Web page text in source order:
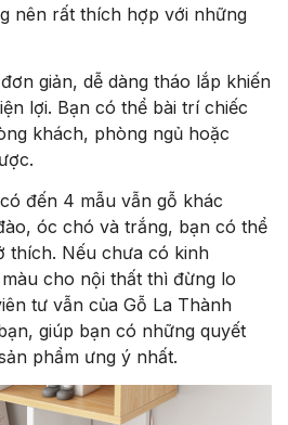
nên rất thích hợp với những
giản, dễ dàng tháo lắp khiến
lợi. Bạn có thể bài trí chiếc
khách, phòng ngủ hoặc
đến 4 mẫu vẫn gỗ khác
óc chó và trắng, bạn có thể
thích. Nếu chưa có kinh
cho nội thất thì đừng lo
tư vẫn của Gỗ La Thành
giúp bạn có những quyết
phẩm ưng ý nhất.